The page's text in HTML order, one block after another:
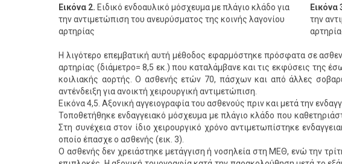
Εικόνα 2. Ειδικό ενδοαυλικό μόσχευμα με πλάγιο κλάδο για
την αντιμετώπιση του ανευρύσματος της κοινής λαγονίου
αρτηρίας
Εικόνα
την
Η λιγότερο επεμβατική αυτή μέθοδος εφαρμόστηκε πρόσφατα σε
αρτηρίας (διάμετρο= 8,5 εκ.) που καταλάμβανε και τις εκφύσεις της
κοιλιακής αορτής. Ο ασθενής ετών 70, πάσχων και από άλλες
αντένδειξη για ανοικτή χειρουργική αντιμετώπιση.
Εικόνα 4,5. Αξονική αγγειογραφία του ασθενούς πριν και μετά την
Τοποθετήθηκε ενδαγγειακό μόσχευμα με πλάγιο κλάδο που
Στη συνέχεια στον ίδιο χειρουργικό χρόνο αντιμετωπίστηκε
οποίο έπασχε ο ασθενής (εικ. 3).
Ο ασθενής δεν χρειάστηκε μετάγγιση ή νοσηλεία στη ΜΕΘ, ενώ την